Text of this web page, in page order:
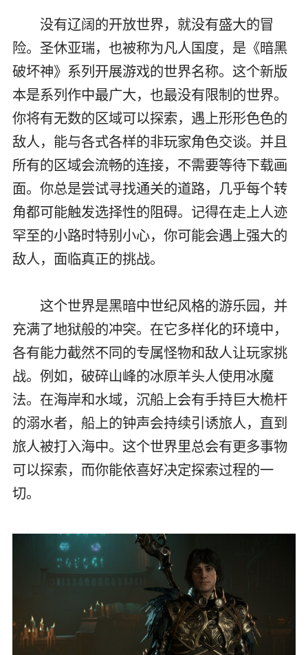
没有辽阔的开放世界，就没有盛大的冒
险。圣休亚瑞，也被称为凡人国度，是《暗黑
破坏神》系列开展游戏的世界名称。这个新版
本是系列作中最广大，也最没有限制的世界。
你将有无数的区域可以探索，遇上形形色色的
敌人，能与各式各样的非玩家角色交谈。并且
所有的区域会流畅的连接，不需要等待下载画
面。你总是尝试寻找通关的道路，几乎每个转
角都可能触发选择性的阻碍。记得在走上人迹
罕至的小路时特别小心，你可能会遇上强大的
敌人，面临真正的挑战。
这个世界是黑暗中世纪风格的游乐园，并
充满了地狱般的冲突。在它多样化的环境中，
各有能力截然不同的专属怪物和敌人让玩家挑
战。例如，破碎山峰的冰原羊头人使用冰魔
法。在海岸和水域，沉船上会有手持巨大桅杆
的溺水者，船上的钟声会持续引诱旅人，直到
旅人被打入海中。这个世界里总会有更多事物
可以探索，而你能依喜好决定探索过程的一
切。